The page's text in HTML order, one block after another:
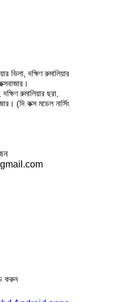
ভিলা, দক্ষিণ রুমালিয়ার
রুমালিয়ার ছরা,
(দি কক্স মডেল নার্সিং
করুন